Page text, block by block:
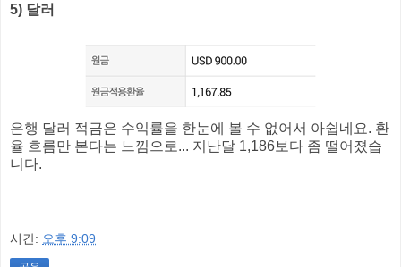
5) 달러
은행 달러 적금은 수익률을 한눈에 볼 수 없어서 아쉽네요. 환
율 흐름만 본다는 느낌으로... 지난달 1,186보다 좀 떨어졌습
니다.
시간: 오후 9:09